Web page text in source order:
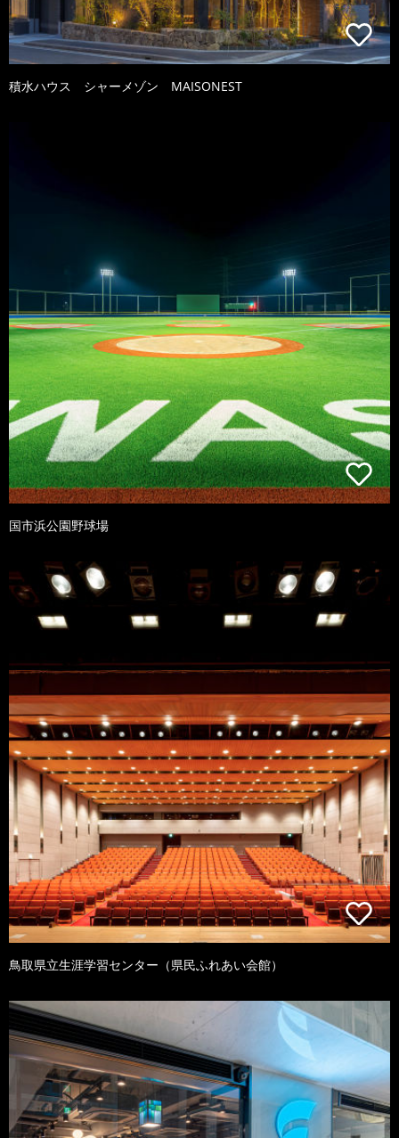
積水ハウス シャーメゾン MAISONEST
国市浜公園野球場
鳥取県立生涯学習センター（県民ふれあい会館）